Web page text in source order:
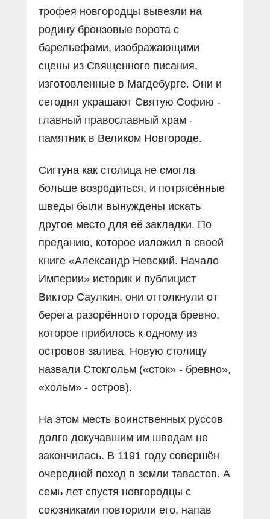
трофея новгородцы вывезли на
родину бронзовые ворота с
барельефами, изображающими
сцены из Священного писания,
изготовленные в Магдебурге. Они и
сегодня украшают Святую Софию -
главный православный храм -
памятник в Великом Новгороде.
Сигтуна как столица не смогла
больше возродиться, и потрясённые
шведы были вынуждены искать
другое место для её закладки. По
преданию, которое изложил в своей
книге «Александр Невский. Начало
Империи» историк и публицист
Виктор Саулкин, они оттолкнули от
берега разорённого города бревно,
которое прибилось к одному из
островов залива. Новую столицу
назвали Стокгольм («сток» - бревно»,
«хольм» - остров).
На этом месть воинственных руссов
долго докучавшим им шведам не
закончилась. В 1191 году совершён
очередной поход в земли тавастов. А
семь лет спустя новгородцы с
союзниками повторили его, напав